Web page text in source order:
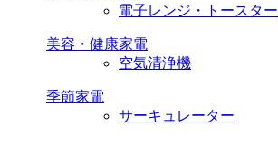
電子レンジ・トースター
美容・健康家電
空気清浄機
季節家電
サーキュレーター